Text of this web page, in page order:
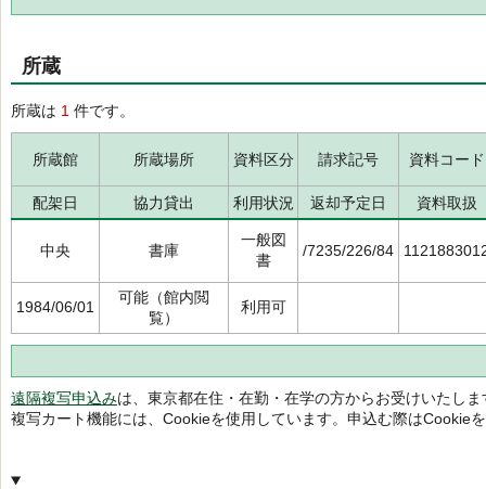
所蔵
所蔵は 1 件です。
所蔵館 所蔵場所 資料区分 請求記号 資料コード
配架日 協力貸出 利用状況 返却予定日 資料取扱
中央 書庫
一般図
書
/7235/226/84
1984/06/01
可能（館内閲
覧）
利用可
遠隔複写申込みは、東京都在住・在勤・在学の方からお受けいたしま
複写カート機能には、Cookieを使用しています。申込む際はCookie